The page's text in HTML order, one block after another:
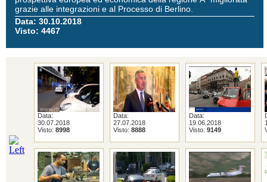
grazie alle integrazioni e al Processo di Berlino.
Data: 30.10.2018
Visto: 4467
Data:
30.07.2018
Visto: 8998
Data:
27.07.2018
Visto: 8888
Data:
19.06.2018
Visto: 9149